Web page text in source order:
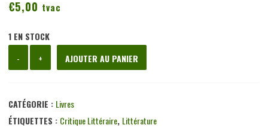
€5,00 tvac
1 EN STOCK
-
de
lettres
françaises
+ AJOUTER AU PANIER
CATÉGORIE : Livres
ÉTIQUETTES : Critique Littéraire, Littérature